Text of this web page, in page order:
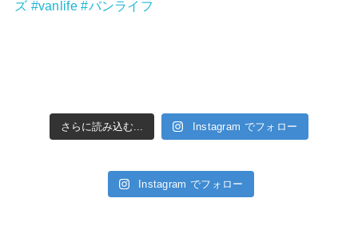
さらに読み込む... Instagram でフォロー
Instagram でフォロー